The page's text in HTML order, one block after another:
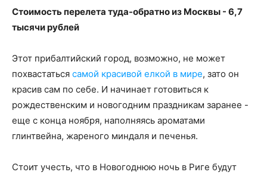
Стоимость перелета туда-обратно из Москвы - 6,7
тысячи рублей
Этот прибалтийский город, возможно, не может
похвастаться самой красивой елкой в мире, зато он
красив сам по себе. И начинает готовиться к
рождественским и новогодним праздникам заранее -
еще с конца ноября, наполняясь ароматами
глинтвейна, жареного миндаля и печенья.
Стоит учесть, что в Новогоднюю ночь в Риге будут